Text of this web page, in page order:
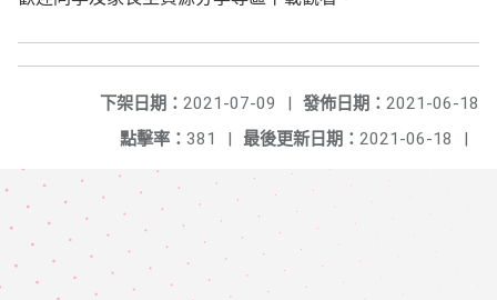
發佈日期： 2021-06-18
下架日期： 2021-07-09
|
最後更新日期： 2021-06-18 |
點擊率： 381 |